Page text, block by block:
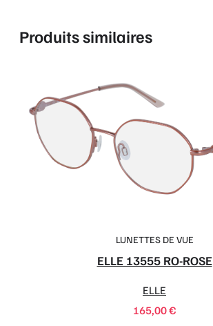
Produits similaires
LUNETTES DE VUE
ELLE 13555 RO-ROSE
ELLE
165,00€